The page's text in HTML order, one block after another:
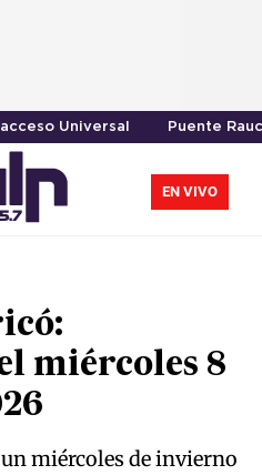
acceso Universal Puente
EN VIVO
miércoles 8
miércoles de invierno